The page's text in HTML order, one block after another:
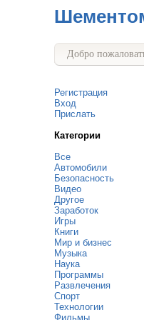
Добро
Регистрация
Вход
Прислать
Категории
Все
Автомобили
Безопасность
Видео
Другое
Заработок
Игры
Книги
Мир и бизнес
Музыка
Наука
Программы
Развлечения
Спорт
Технологии
Фильмы